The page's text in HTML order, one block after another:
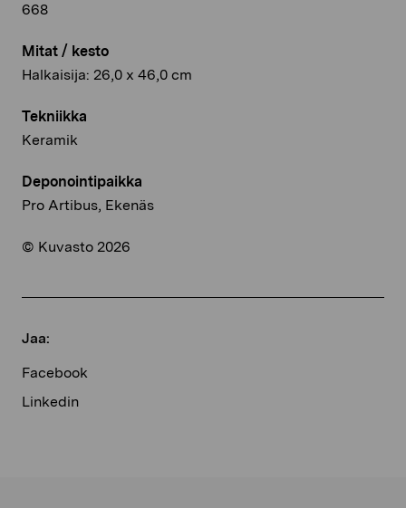
668
Mitat / kesto
Halkaisija: 26,0 x 46,0 cm
Tekniikka
Keramik
Deponointipaikka
Pro Artibus, Ekenäs
© Kuvasto 2026
Jaa:
Facebook
Linkedin